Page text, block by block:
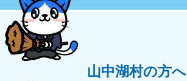
山中湖村の方へ